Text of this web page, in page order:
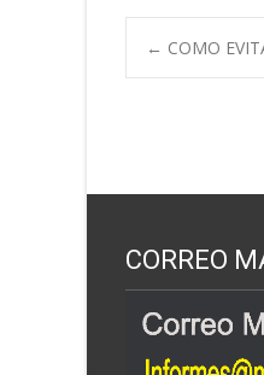
← COMO
CORREO